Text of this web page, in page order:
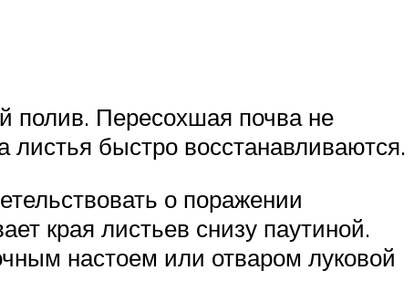
полив. Пересохшая почва не
листья быстро восстанавливаются.
о поражении
края листьев снизу паутиной.
настоем или отваром луковой